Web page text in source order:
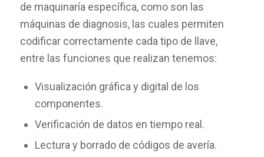
de maquinaría específica, como son las
máquinas de diagnosis, las cuales permiten
codificar correctamente cada tipo de llave,
entre las funciones que realizan tenemos:
Visualización gráfica y digital de los
componentes.
Verificación de datos en tiempo real.
Lectura y borrado de códigos de avería.